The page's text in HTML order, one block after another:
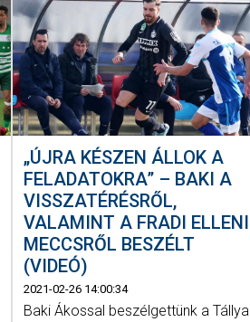
„ÚJRA KÉSZEN ÁLLOK A
FELADATOKRA” – BAKI A
VISSZATÉRÉSRŐL,
VALAMINT A FRADI ELLENI
MECCSRŐL BESZÉLT
(VIDEÓ)
2021-02-26 14:00:34
Baki Ákossal beszélgettünk a Tállya